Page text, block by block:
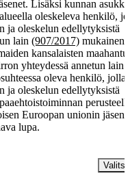
Lisäksi kunnan
oleskeleva henkilö,
ja oleskelun edellytyksistä
lain (907/2017) mukainen
kansalaisten
yhteydessä annetun lain
oleva henkilö, jolla
ja oleskelun edellytyksistä
Euroopan unionin
lupa.